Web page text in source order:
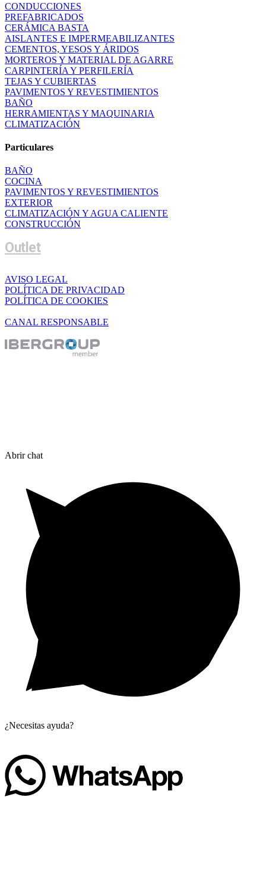
CONDUCCIONES
PREFABRICADOS
CERÁMICA BASTA
AISLANTES E IMPERMEABILIZANTES
CEMENTOS, YESOS Y ÁRIDOS
MORTEROS Y MATERIAL DE AGARRE
CARPINTERÍA Y PERFILERÍA
TEJAS Y CUBIERTAS
PAVIMENTOS Y REVESTIMIENTOS
BAÑO
HERRAMIENTAS Y MAQUINARIA
CLIMATIZACIÓN
Particulares
BAÑO
COCINA
PAVIMENTOS Y REVESTIMIENTOS
EXTERIOR
CLIMATIZACIÓN Y AGUA CALIENTE
CONSTRUCCIÓN
Outlet
AVISO LEGAL
POLÍTICA DE PRIVACIDAD
POLÍTICA DE COOKIES
CANAL RESPONSABLE
Abrir chat
¿Necesitas ayuda?